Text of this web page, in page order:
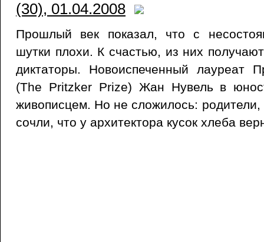
(30), 01.04.2008
Прошлый век показал, что с
шутки плохи. К счастью, из них
диктаторы. Новоиспеченный лауреат
(The Pritzker Prize) Жан Нувель в
живописцем. Но не сложилось:
сочли, что у архитектора кусок хлеба